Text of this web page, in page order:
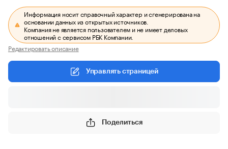
Информация носит справочный характер и сгенерирована на
основании данных из открытых источников.
Компания не является пользователем и не имеет деловых
отношений с сервисом РБК Компании.
Редактировать описание
Управлять страницей
Поделиться